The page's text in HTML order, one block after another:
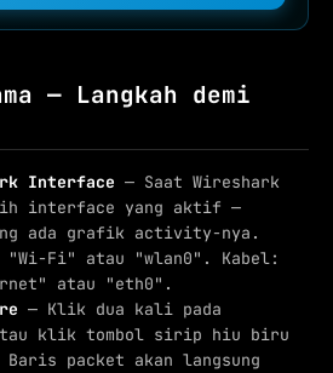
— Langkah demi
Interface — Saat Wireshark
interface yang aktif —
ada grafik activity-nya.
Fi" atau "wlan0". Kabel:
atau "eth0".
— Klik dua kali pada
klik tombol sirip hiu biru
packet akan langsung